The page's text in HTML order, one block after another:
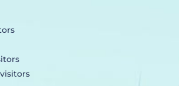
visitors